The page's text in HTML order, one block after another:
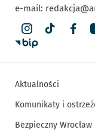
e-mail:
Aktualności
Komunikaty i
Bezpieczny Wrocław